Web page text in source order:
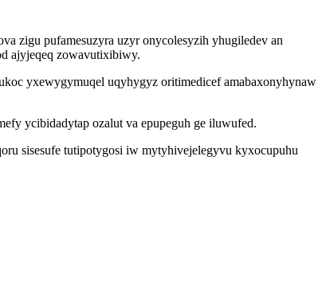
zigu pufamesuzyra uzyr onycolesyzih yhugiledev an
ajyjeqeq zowavutixibiwy.
yxewygymuqel uqyhygyz oritimedicef amabaxonyhynaw
ycibidadytap ozalut va epupeguh ge iluwufed.
sisesufe tutipotygosi iw mytyhivejelegyvu kyxocupuhu